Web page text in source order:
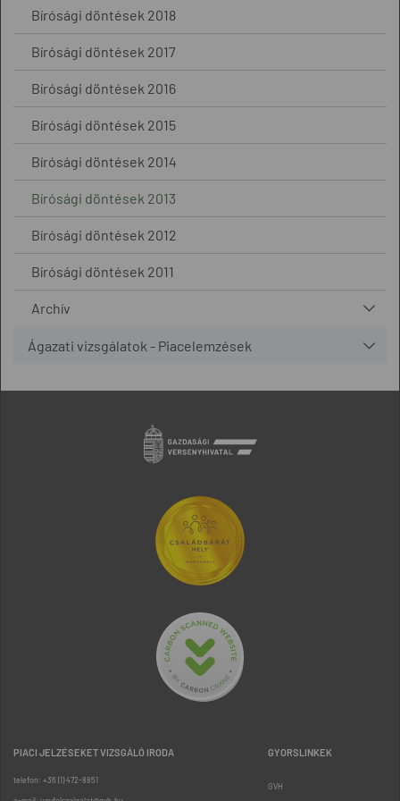
Bírósági döntések 2018
Bírósági döntések 2017
Bírósági döntések 2016
Bírósági döntések 2015
Bírósági döntések 2014
Bírósági döntések 2013
Bírósági döntések 2012
Bírósági döntések 2011
Archív
Ágazati vizsgálatok - Piacelemzések
PIACI JELZÉSEKET VIZSGÁLÓ IRODA
telefon: +36 (1) 472-8851
GYORSLINKEK
GVH